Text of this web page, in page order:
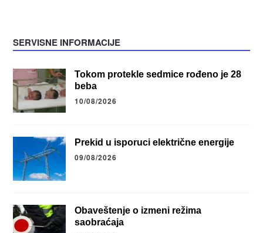
SERVISNE INFORMACIJE
Tokom protekle sedmice rođeno je 28
beba
10/08/2026
Prekid u isporuci električne energije
09/08/2026
Obaveštenje o izmeni režima
saobraćaja